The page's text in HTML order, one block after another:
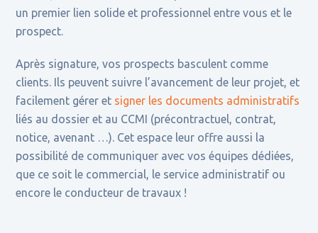
un premier lien solide et professionnel entre vous et le
prospect.
Après signature, vos prospects basculent comme
clients. Ils peuvent suivre l’avancement de leur projet, et
facilement gérer et signer les documents administratifs
liés au dossier et au CCMI (précontractuel, contrat,
notice, avenant …). Cet espace leur offre aussi la
possibilité de communiquer avec vos équipes dédiées,
que ce soit le commercial, le service administratif ou
encore le conducteur de travaux !